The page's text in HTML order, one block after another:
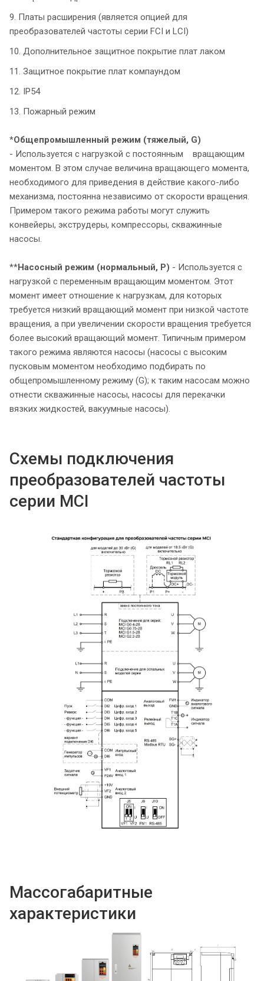
9. Платы расширения (является опцией для
преобразователей частоты серии FCI и LCI)
10. Дополнительное защитное покрытие плат лаком
11. Защитное покрытие плат компаундом
12. IP54
13. Пожарный режим
*Общепромышленный режим (тяжелый, G)
- Используется с нагрузкой с постоянным вращающим
моментом. В этом случае величина вращающего момента,
необходимого для приведения в действие какого-либо
механизма, постоянна независимо от скорости вращения.
Примером такого режима работы могут служить
конвейеры, экструдеры, компрессоры, скважинные
насосы.
**Насосный режим (нормальный, P) - Используется с
нагрузкой с переменным вращающим моментом. Этот
момент имеет отношение к нагрузкам, для которых
требуется низкий вращающий момент при низкой частоте
вращения, а при увеличении скорости вращения требуется
более высокий вращающий момент. Типичным примером
такого режима являются насосы (насосы с высоким
пусковым моментом необходимо подбирать по
общепромышленному режиму (G); к таким насосам можно
отнести скважинные насосы, насосы для перекачки
вязких жидкостей, вакуумные насосы).
Схемы подключения
преобразователей частоты
серии MCI
Массогабаритные
характеристики